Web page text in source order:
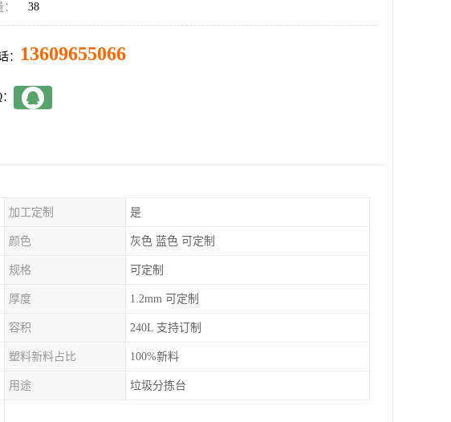
38
： 13609655066
加工定制 是
颜色 灰色 蓝色 可定制
规格 可定制
厚度 1.2mm 可定制
容积 240L 支持订制
塑料新料占比 100%新料
用途 垃圾分拣台